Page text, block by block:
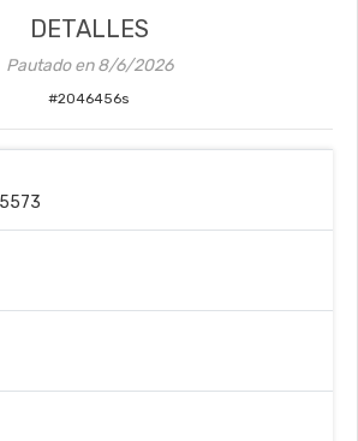
DETALLES
Pautado en8/6/2026
#2046456s